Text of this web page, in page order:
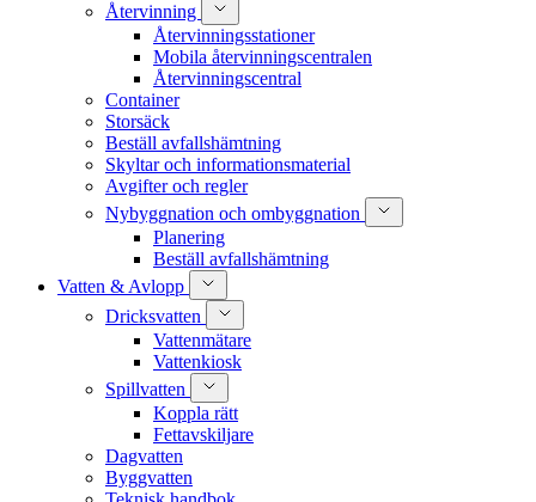
Återvinning
Återvinningsstationer
Mobila återvinningscentralen
Återvinningscentral
Container
Storsäck
Beställ avfallshämtning
Skyltar och informationsmaterial
Avgifter och regler
Nybyggnation och ombyggnation
Planering
Beställ avfallshämtning
Vatten & Avlopp
Dricksvatten
Vattenmätare
Vattenkiosk
Spillvatten
Koppla rätt
Fettavskiljare
Dagvatten
Byggvatten